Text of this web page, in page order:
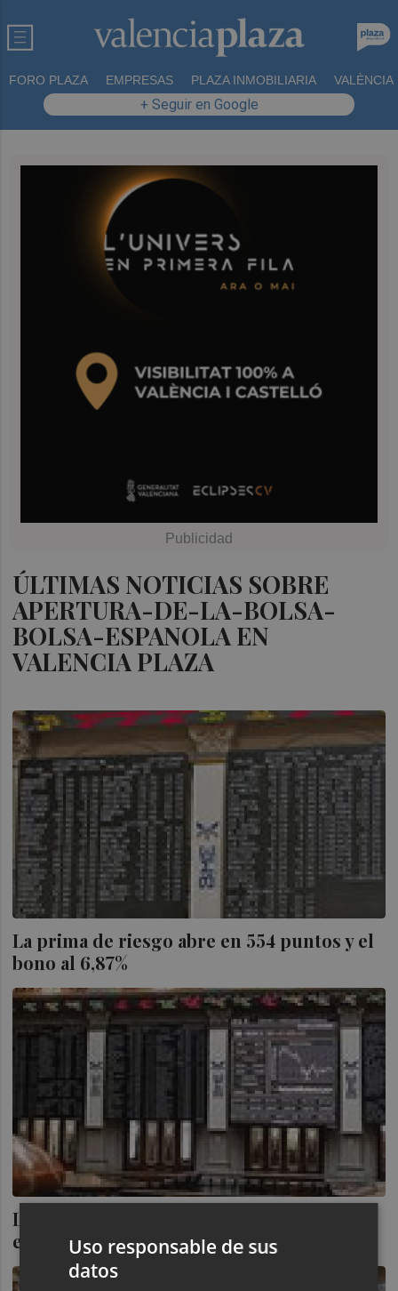
FORO PLAZA EMPRESAS PLAZA INMOBILIARIA VALÈNCIA
+ Seguir en Google
ÚLTIMAS NOTICIAS SOBRE
APERTURA-DE-LA-BOLSA-
BOLSA-ESPANOLA EN
VALENCIA PLAZA
La prima de riesgo abre en 554 puntos y el
bono al 6,87%
La prima de riesgo cae a 568 puntos pero
el bono sigue al 7%
Uso responsable de sus
datos